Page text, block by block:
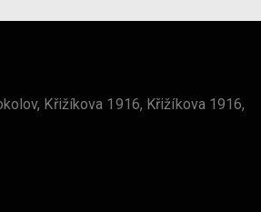
Křižíkova 1916, Křižíkova 1916,